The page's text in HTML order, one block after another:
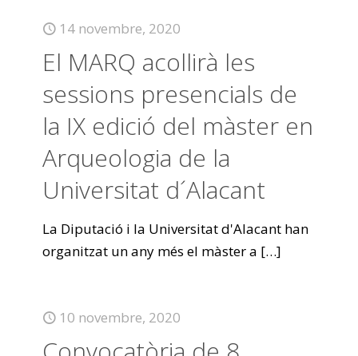
14 novembre, 2020
El MARQ acollirà les
sessions presencials de
la IX edició del màster en
Arqueologia de la
Universitat d´Alacant
La Diputació i la Universitat d'Alacant han
organitzat un any més el màster a […]
10 novembre, 2020